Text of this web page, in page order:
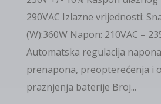
290VAC Izlazne vrijednosti:
(W):360W Napon: 210VAC –
Automatska regulacija
prenapona, preopterećenja i
praznjenja baterije Broj...